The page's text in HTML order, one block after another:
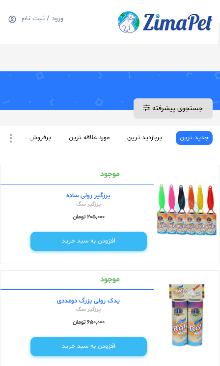
ورود / ثبت نام
جستجوی پیشرفته
جدید ترین پربازدید ترین مورد علاقه ترین پرفروش ترین
موجود
پرزگیر رولی ساده
پرزگیر سگ
205,000 تومان
افزودن به سبد خرید
موجود
یدک رولی بزرگ دوعددی
پرزگیر سگ
650,000 تومان
افزودن به سبد خرید